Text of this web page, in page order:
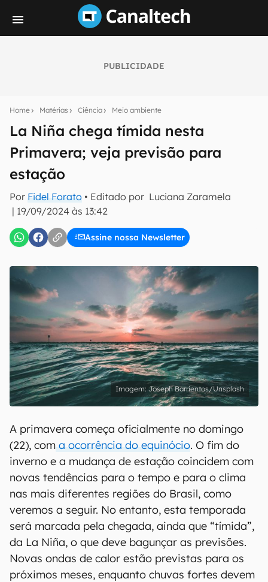
PUBLICIDADE
Home Matérias Ciência Meio ambiente
La Niña chega tímida nesta
Primavera; veja previsão para
estação
Por Fidel Forato • Editado por Luciana Zaramela
| 19/09/2024 às 13:42
Assine nossa Newsletter
notícias e reviews sobre tecnologia em primeira
mão.
E-mail
inscreva-se
Confirmo que li, aceito e concordo com os Termos de
Uso e Política de Privacidade do Canaltech.
Joseph Barrientos/Unsplash
A primavera começa oficialmente no domingo
(22), com a ocorrência do equinócio. O fim do
inverno e a mudança de estação coincidem com
novas tendências para o tempo e para o clima
nas mais diferentes regiões do Brasil, como
veremos a seguir. No entanto, esta temporada
será marcada pela chegada, ainda que “tímida”,
da La Niña, o que deve bagunçar as previsões.
Novas ondas de calor estão previstas para os
próximos meses, enquanto chuvas fortes devem